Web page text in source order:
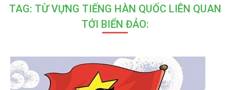
TAG: TỪ VỰNG TIẾNG HÀN QUỐC LIÊN QUAN
TỚI BIỂN ĐẢO: